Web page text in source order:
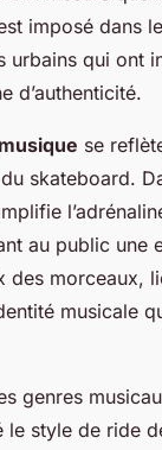
imposé dans
urbains qui ont
d’authenticité.
musique se
skateboard.
au public une
des morceaux,
musicale
genres
le style de ride